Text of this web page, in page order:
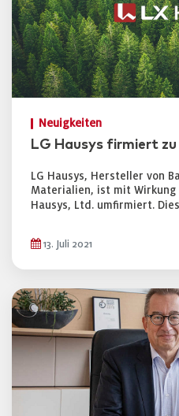
Neuigkeiten
LG Hausys firmiert zu
LG Hausys, Hersteller von
Materialien, ist mit Wirkung
Hausys, Ltd. umfirmiert.
13. Juli 2021